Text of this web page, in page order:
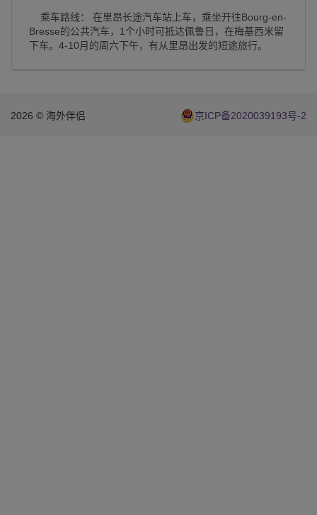
乘车路线： 在里昂长途汽车站上车，乘坐开往Bourg-en-
Bresse的公共汽车，1个小时可抵达佩鲁日，在梅基西米留
下车。4-10月的周六下午，有从里昂出发的短途旅行。
2026 © 海外伴侣 京ICP备2020039193号-2